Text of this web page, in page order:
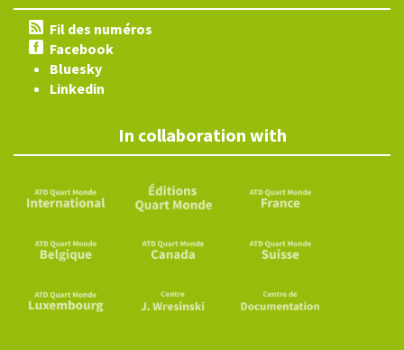
Fil des numéros
Facebook
Bluesky
Linkedin
In collaboration with